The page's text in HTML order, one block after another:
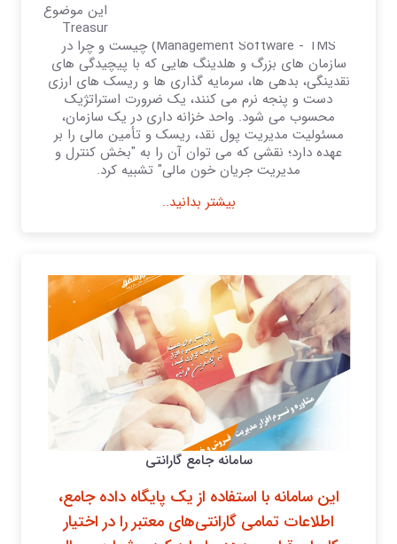
ما در این مقاله به صورت گام به گام به بررسی این موضوع
خواهیم پرداخت که نرم افزار خزانه داری (Treasury
Management Software - TMS) چیست و چرا در
سازمان های بزرگ و هلدینگ هایی که با پیچیدگی های
نقدینگی، بدهی ها، سرمایه گذاری ها و ریسک های ارزی
دست و پنجه نرم می کنند، یک ضرورت استراتژیک
محسوب می شود. واحد خزانه داری در یک سازمان،
مسئولیت مدیریت پول نقد، ریسک و تأمین مالی را بر
عهده دارد؛ نقشی که می توان آن را به "بخش کنترل و
مدیریت جریان خون مالی" تشبیه کرد.
بیشتر بدانید..
سامانه جامع گارانتی
این سامانه با استفاده از یک پایگاه داده جامع،
اطلاعات تمامی گارانتی‌های معتبر را در اختیار